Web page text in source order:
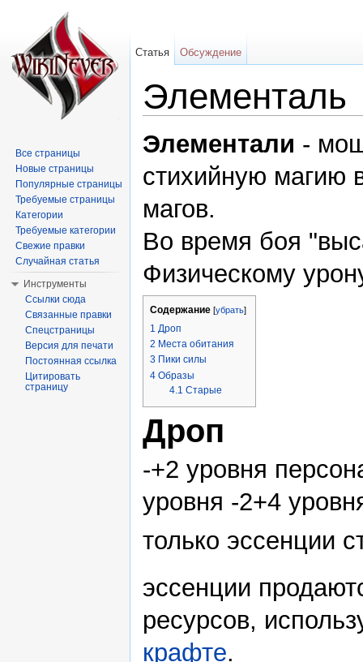
Элементаль
Элементали -
стихийную магию
магов.
Во время боя
Физическому
Содержание [убрать]
1 Дроп
2 Места обитания
3 Пики силы
4 Образы
4.1 Старые
Дроп
-+2 уровня
уровня -2+4
только эссенции
эссенции
ресурсов,
крафте.
Статья Обсуждение
Все страницы
Новые страницы
Популярные страницы
Требуемые страницы
Категории
Требуемые категории
Свежие правки
Случайная статья
Инструменты
Ссылки сюда
Связанные правки
Спецстраницы
Версия для печати
Постоянная ссылка
Цитировать
страницу